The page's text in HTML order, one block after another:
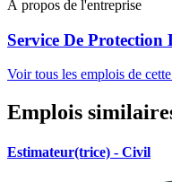
À propos de l'entreprise
Service De Protection
Voir tous les emplois de
Emplois
Estimateur(trice) - Civil